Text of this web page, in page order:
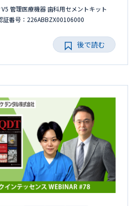
V5 管理医療機器 歯科用セメントキット
証番号：226ABBZX00106000
後で読む